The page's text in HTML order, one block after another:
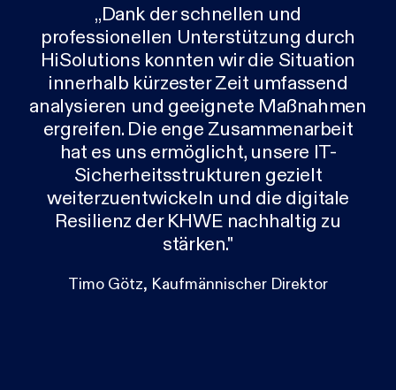
„Dank der schnellen und
professionellen Unterstützung durch
HiSolutions konnten wir die Situation
innerhalb kürzester Zeit umfassend
analysieren und geeignete Maßnahmen
ergreifen. Die enge Zusammenarbeit
hat es uns ermöglicht, unsere IT-
Sicherheitsstrukturen gezielt
weiterzuentwickeln und die digitale
Resilienz der KHWE nachhaltig zu
stärken."
Timo Götz, Kaufmännischer Direktor